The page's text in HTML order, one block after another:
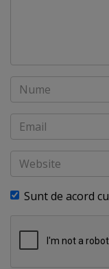
Nume
Email
Website
Sunt de acord cu